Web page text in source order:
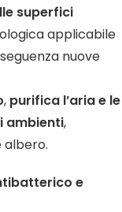
superfici
applicabile
nuove
, purifica l’aria e le
ambienti,
albero.
e